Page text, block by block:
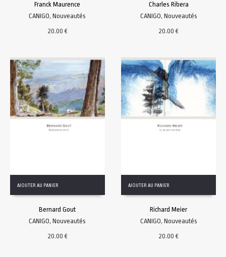
Franck Maurence
CANIGO,Nouveautés
20.00€
Charles Ribera
CANIGO, Nouveautés
20.00€
AJOUTER AU PANIER
Bernard Gout
CANIGO,Nouveautés
20.00€
AJOUTER AU PANIER
Richard Meier
CANIGO, Nouveautés
20.00€